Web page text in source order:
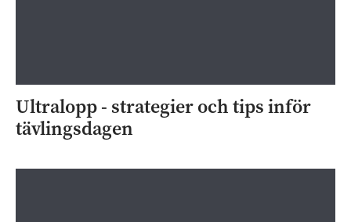
Ultralopp - strategier och tips inför
tävlingsdagen